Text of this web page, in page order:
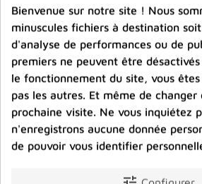
Ajouter au panier
Ajouter à la
help_outline Posez une question sur
Bienvenue sur notre site ! Nous
minuscules fichiers à destination
d'analyse de performances ou de
premiers ne peuvent être
le fonctionnement du site, vous
pas les autres. Et même de changer
prochaine visite. Ne vous inquiétez
n'enregistrons aucune donnée
de pouvoir vous identifier